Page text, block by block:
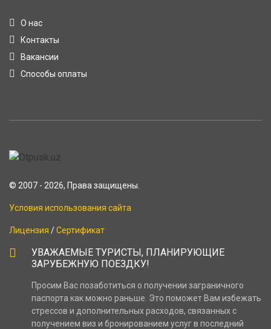
О нас
Контакты
Вакансии
Способы оплаты
© 2007 - 2026, Права защищены.
Условия использования сайта
Лицензия /Сертификат
УВАЖАЕМЫЕ ТУРИСТЫ, ПЛАНИРУЮЩИЕ
ЗАРУБЕЖНУЮ ПОЕЗДКУ!
Просим Вас позаботиться о получении заграничного
паспорта как можно раньше. Это поможет Вам избежать
стрессов и дополнительных расходов, связанных с
получением виз и бронированием услуг в последний